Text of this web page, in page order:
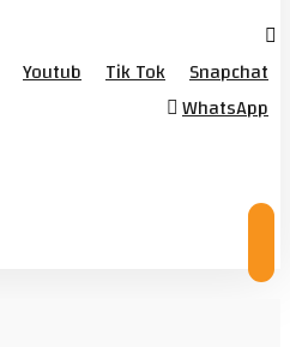
Youtub Tik Tok
Snapchat
WhatsApp